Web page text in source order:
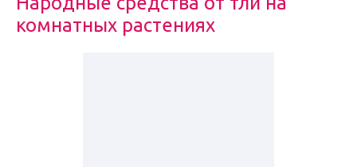
комнатных растениях